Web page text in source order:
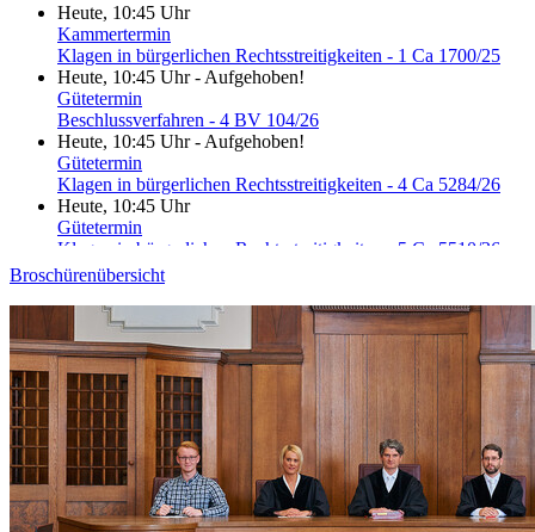
Heute, 10:45 Uhr
Kammertermin
Klagen in bürgerlichen Rechtsstreitigkeiten - 1 Ca 1700/25
Heute, 10:45 Uhr- Aufgehoben!
Gütetermin
Beschlussverfahren - 4 BV 104/26
Heute, 10:45 Uhr- Aufgehoben!
Gütetermin
Klagen in bürgerlichen Rechtsstreitigkeiten - 4 Ca 5284/26
Heute, 10:45 Uhr
Gütetermin
Klagen in bürgerlichen Rechtsstreitigkeiten - 5 Ca 5510/26
Heute, 10:45 Uhr
Klagen in bürgerlichen Rechtsstreitigkeiten - 13 Ca 5346/26
Heute, 10:45 Uhr
Gütetermin
Klagen in bürgerlichen Rechtsstreitigkeiten - 23 Ca 5463/26
Heute, 11:00 Uhr
Kammertermin
Klagen in bürgerlichen Rechtsstreitigkeiten - 1 Ca 7815/25
Heute, 11:00 Uhr
Gütetermin
Klagen in bürgerlichen Rechtsstreitigkeiten - 4 Ca 5270/26
Heute, 11:00 Uhr-Aufgehoben!
Broschürenübersicht